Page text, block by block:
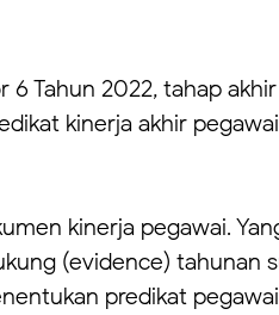
Tahun 2022, tahap
kinerja akhir
kinerja pegawai.
(evidence) tahunan
predikat